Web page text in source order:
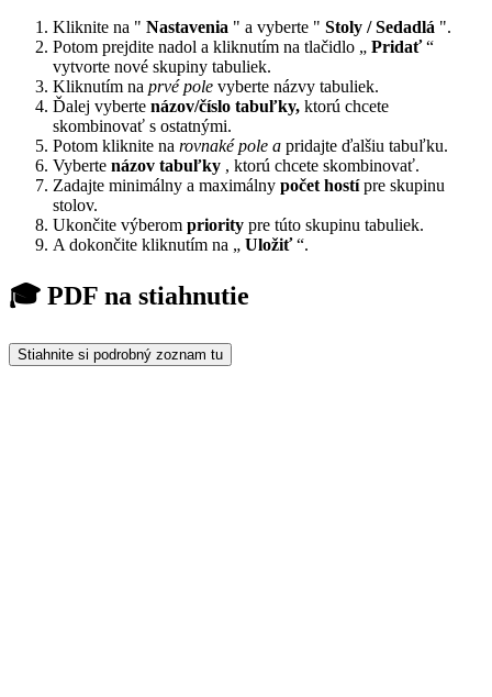
Kliknite na " Nastavenia " a vyberte " Stoly / Sedadlá ".
Potom prejdite nadol a kliknutím na tlačidlo „ Pridať“
vytvorte nové skupiny tabuliek.
Kliknutím na prvé pole vyberte názvy tabuliek.
Ďalej vyberte názov/číslo tabuľky, ktorú chcete
skombinovať s ostatnými.
Potom kliknite na rovnaké pole a pridajte ďalšiu tabuľku.
Vyberte názov tabuľky , ktorú chcete skombinovať.
Zadajte minimálny a maximálny počet hostípre skupinu
stolov.
Ukončite výberom priority pre túto skupinu tabuliek.
A dokončite kliknutím na „ Uložiť“.
🎓 PDF na stiahnutie
Stiahnite si podrobný zoznam tu